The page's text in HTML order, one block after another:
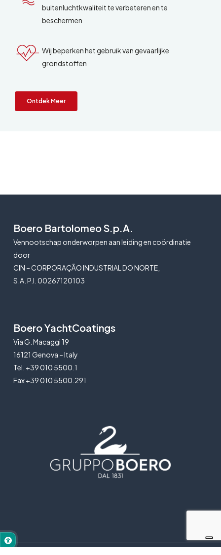
buitenluchtkwaliteit te verbeteren en te
beschermen
Wij beperken het gebruik van gevaarlijke
grondstoffen
Ontdek Meer
Boero Bartolomeo S.p.A.
Vennootschap onderworpen aan leiding en coördinatie
door
CIN – CORPORAÇÃO INDUSTRIAL DO NORTE,
S.A. P.I. 00267120103
Boero YachtCoatings
Via G. Macaggi 19
16121 Genova – Italy
Tel. +39 010 5500.1
Fax +39 010 5500.291